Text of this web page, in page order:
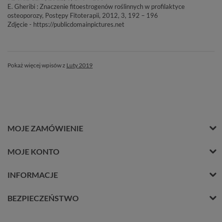
E. Gheribi : Znaczenie fitoestrogenów roślinnych w profilaktyce
osteoporozy, Postępy Fitoterapii, 2012, 3, 192 – 196
Zdjęcie - https://publicdomainpictures.net
Pokaż więcej wpisów z Luty 2019
MOJE ZAMÓWIENIE
MOJE KONTO
INFORMACJE
BEZPIECZEŃSTWO